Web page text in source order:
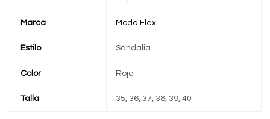
Marca Moda Flex
Estilo Sandalia
Color Rojo
Talla 35, 36, 37, 38, 39, 40